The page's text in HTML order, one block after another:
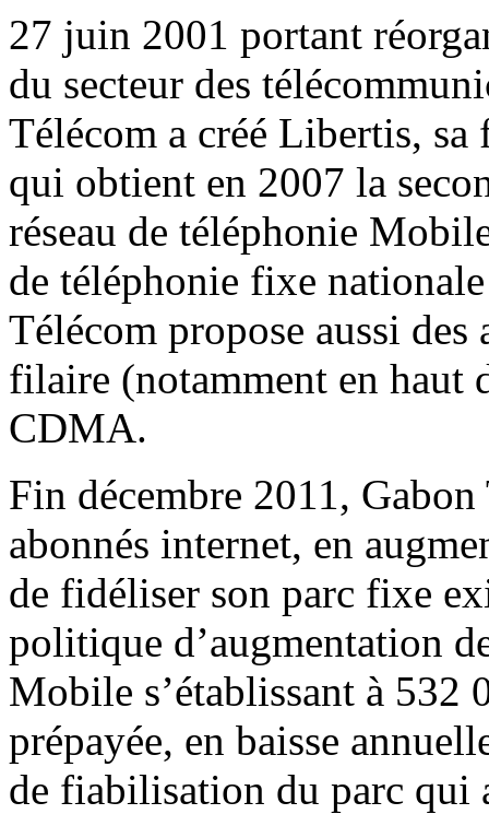
27 juin 2001 portant
du secteur des
Télécom a créé Libertis,
qui obtient en 2007 la
réseau de téléphonie
de téléphonie fixe
Télécom propose aussi des
filaire (notamment en haut
CDMA.
Fin décembre 2011,
abonnés internet, en
de fidéliser son parc fixe
politique d’augmentation
Mobile s’établissant à 532
prépayée, en baisse
de fiabilisation du parc qui